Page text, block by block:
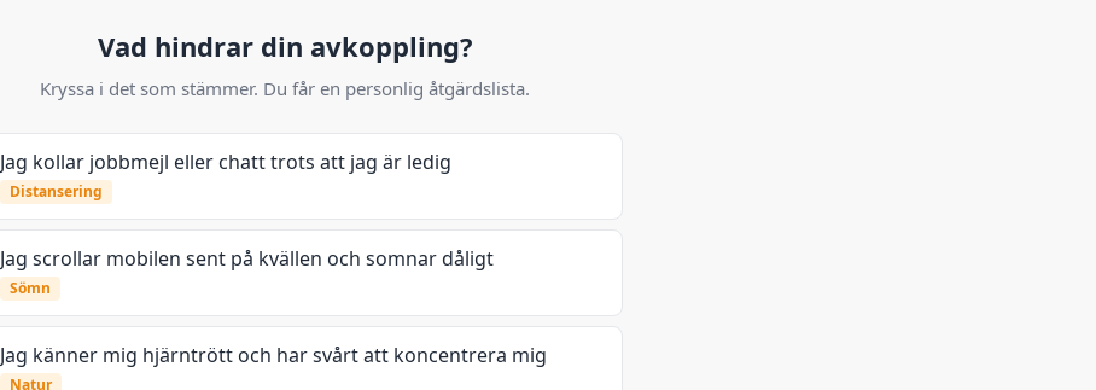
Vad hindrar din avkoppling?
Kryssa i det som stämmer. Du får en personlig åtgärdslista.
Jag kollar jobbmejl eller chatt trots att jag är ledig
Distansering
Jag scrollar mobilen sent på kvällen och somnar dåligt
Sömn
Jag känner mig hjärntrött och har svårt att koncentrera mig
Natur